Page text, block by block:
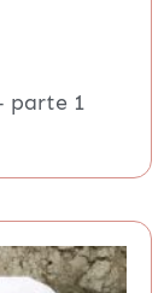
parte 1